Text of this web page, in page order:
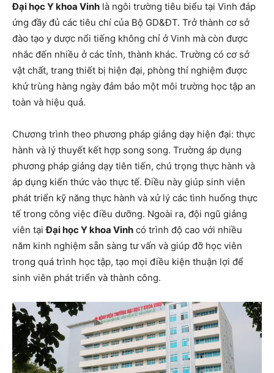
Đại học Y khoa Vinh là ngôi trường tiêu biểu tại Vinh đáp
ứng đầy đủ các tiêu chí của Bộ GD&ĐT. Trở thành cơ sở
đào tạo y dược nổi tiếng không chỉ ở Vinh mà còn được
nhắc đến nhiều ở các tỉnh, thành khác. Trường có cơ sở
vật chất, trang thiết bị hiện đại, phòng thí nghiệm được
khử trùng hàng ngày đảm bảo một môi trường học tập an
toàn và hiệu quả.
Chương trình theo phương pháp giảng dạy hiện đại: thực
hành và lý thuyết kết hợp song song. Trường áp dụng
phương pháp giảng dạy tiên tiến, chú trọng thực hành và
áp dụng kiến ​​thức vào thực tế. Điều này giúp sinh viên
phát triển kỹ năng thực hành và xử lý các tình huống thực
tế trong công việc điều dưỡng. Ngoài ra, đội ngũ giảng
viên tạiĐại học Y khoa Vinh có trình độ cao với nhiều
năm kinh nghiệm sẵn sàng tư vấn và giúp đỡ học viên
trong quá trình học tập, tạo mọi điều kiện thuận lợi để
sinh viên phát triển và thành công.